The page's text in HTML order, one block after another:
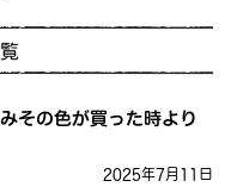
その色が買った時より
2025年7月11日